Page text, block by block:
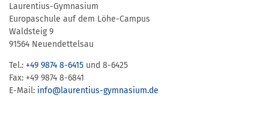
Laurentius-Gymnasium
Europaschule auf dem Löhe-Campus
Waldsteig 9
91564 Neuendettelsau
Tel.: +49 9874 8-6415 und 8-6425
Fax: +49 9874 8-6841
E-Mail: info@laurentius-gymnasium.de